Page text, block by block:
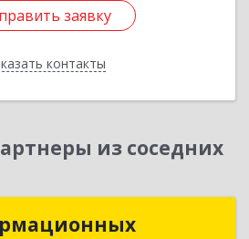
заявку
контакты
заявку
Назад
из соседних
информационных